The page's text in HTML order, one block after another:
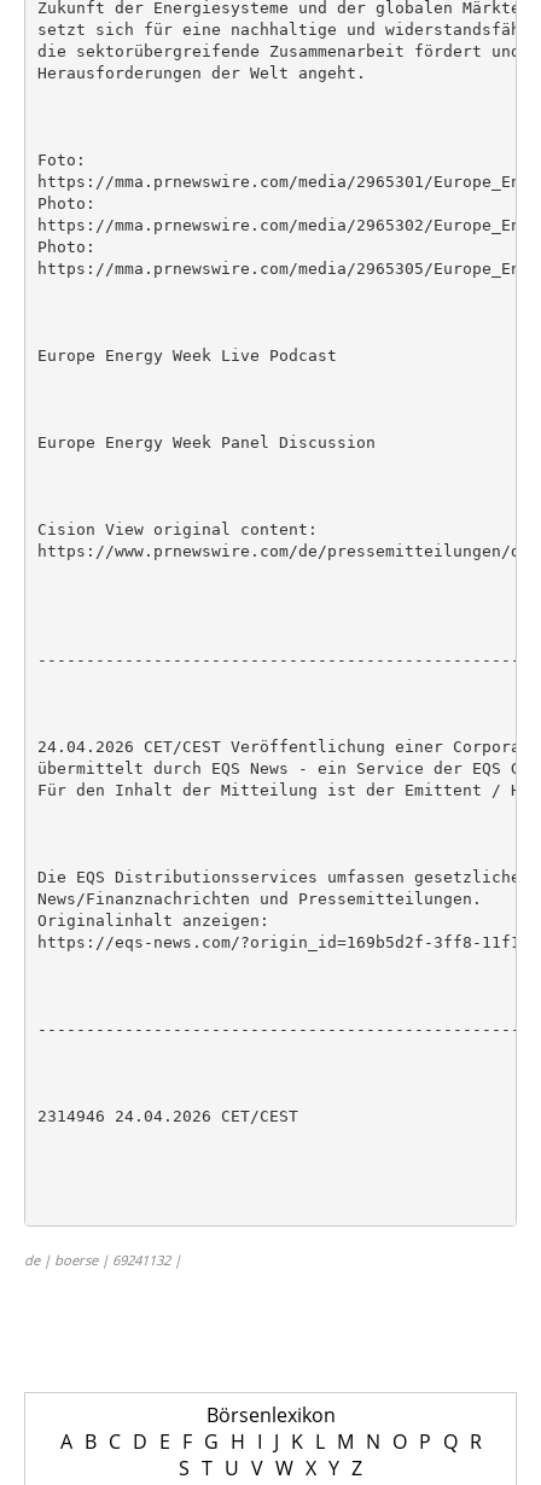
de | boerse | 69241132 |
Börsenlexikon
A B C D E F G H I J K L M N O P Q R
S T U V W X Y Z